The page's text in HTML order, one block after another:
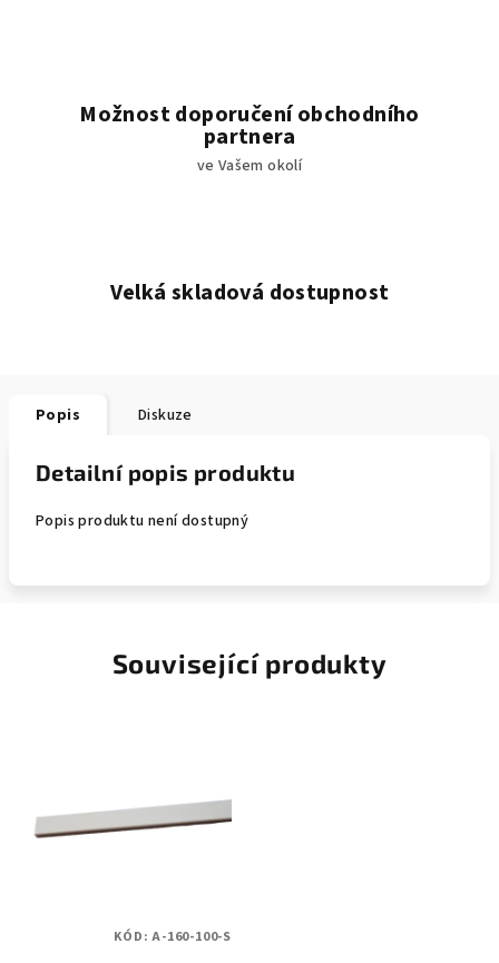
Možnost doporučení obchodního
partnera
ve Vašem okolí
Velká skladová dostupnost
Popis Diskuze
Detailní popis produktu
Popis produktu není dostupný
Související produkty
KÓD:A-160-100-S